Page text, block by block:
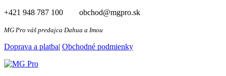
Preskočiť
obsah
+421 948 787 100 obchod@mgpro.sk
MG Pro váš predajca Dahua a Imou
Doprava a platba| Obchodné podmienky